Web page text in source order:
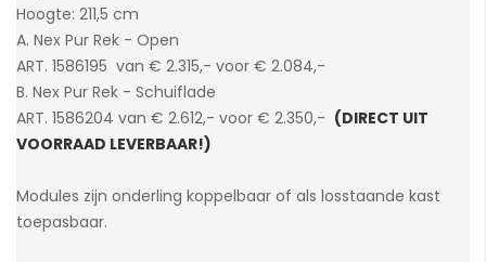
Hoogte: 211,5 cm
A. Nex Pur Rek - Open
ART. 1586195 van € 2.315,- voor € 2.084,-
B. Nex Pur Rek - Schuiflade
ART. 1586204 van € 2.612,- voor € 2.350,- (DIRECT UIT
VOORRAAD LEVERBAAR!)
Modules zijn onderling koppelbaar of als losstaande kast
toepasbaar.